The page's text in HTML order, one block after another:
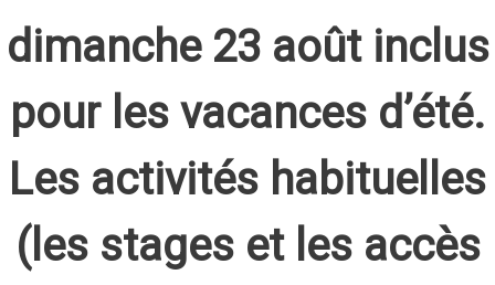
dimanche 23 août inclus
pour les vacances d’été.
Les activités habituelles
(les stages et les accès